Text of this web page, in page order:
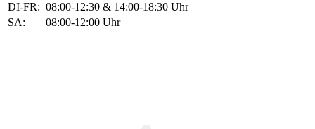
DI-FR: 08:00-12:30 & 14:00-18:30 Uhr
SA:
08:00-12:00 Uhr